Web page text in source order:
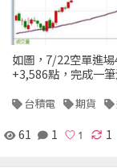
如圖，7/22空單進
+3,586點，完成一
台積電 期貨
61 1 1